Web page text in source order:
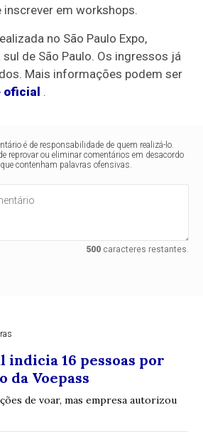
em workshops.
no São Paulo Expo,
de São Paulo. Os ingressos já
Mais informações podem ser
.
é de responsabilidade de quem realizá-lo.
reprovar ou eliminar comentários em desacordo
contenham palavras ofensivas.
500caracteres restantes.
indicia 16 pessoas por
da Voepass
de voar, mas empresa autorizou